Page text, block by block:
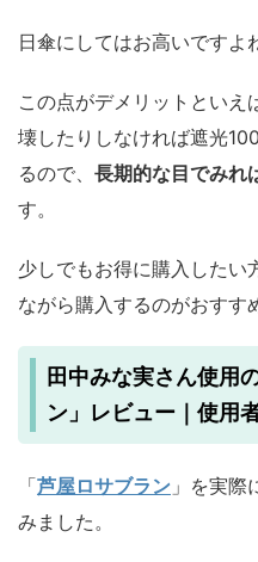
日傘にしてはお高いですよ
この点がデメリットといえ
壊したりしなければ遮光
るので、 長期的な目でみれ
す。
少しでもお得に購入したい
ながら購入するのがおす
田中みな実さん使用
ン」レビュー｜使用
「芦屋ロサブラン 」を実際
みました。